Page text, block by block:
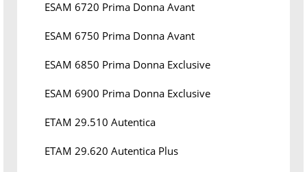
ESAM 6720 Prima Donna Avant
ESAM 6750 Prima Donna Avant
ESAM 6850 Prima Donna Exclusive
ESAM 6900 Prima Donna Exclusive
ETAM 29.510 Autentica
ETAM 29.620 Autentica Plus